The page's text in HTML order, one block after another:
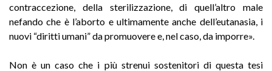
contraccezione, della sterilizzazione, di quell’altro male
nefando che è l’aborto e ultimamente anche dell’eutanasia, i
nuovi “diritti umani” da promuovere e, nel caso, da imporre».
Non è un caso che i più strenui sostenitori di questa tesi